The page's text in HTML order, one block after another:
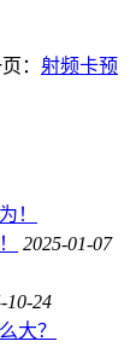
： 射频卡预
2025-01-07
10-24